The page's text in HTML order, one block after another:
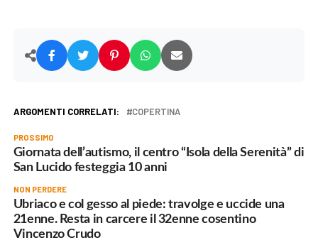
ARGOMENTI CORRELATI: COPERTINA
PROSSIMO
Giornata dell’autismo, il centro “Isola della Serenità” di
San Lucido festeggia 10 anni
NON PERDERE
Ubriaco e col gesso al piede: travolge e uccide una
21enne. Resta in carcere il 32enne cosentino
Vincenzo Crudo